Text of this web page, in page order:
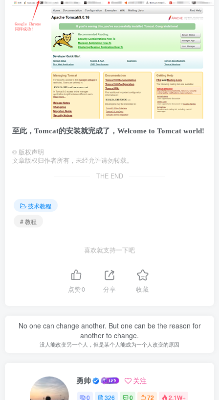
至此，Tomcat的安装就完成了，Welcome to Tomcat world!
© 版权声明
文章版权归作者所有，未经允许请勿转载。
THE END
技术教程
# 教程
喜欢就支持一下吧
点赞0 分享 收藏
No one can change another. But one can be the reason for
another to change.
没人能改变另一个人，但是某个人能成为一个人改变的原因
勇帅 关注
0 326 0 72 2.1W+